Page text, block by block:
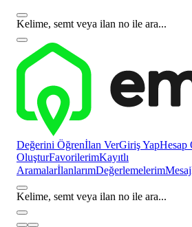
Kelime, semt veya ilan no ile ara...
Değerini Öğrenİlan VerGiriş YapHesap
OluşturFavorilerimKayıtlı
AramalarİlanlarımDeğerlemelerim
Kelime, semt veya ilan no ile ara...